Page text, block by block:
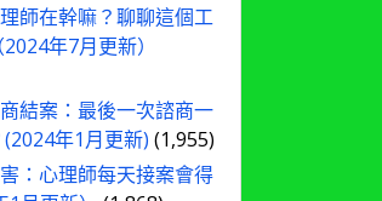
師在幹嘛？聊聊這個工
年7月更新）
結案：最後一次諮商一
年1月更新) (1,955)
：心理師每天接案會得